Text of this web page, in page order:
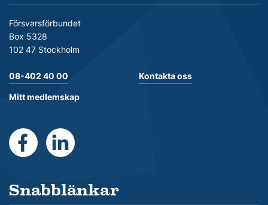
Försvarsförbundet
Box 5328
102 47 Stockholm
08-402 40 00
Mitt medlemskap
Kontakta oss
https://www.facebook.com/Forsvarsforbundet
https://se.linkedin.com/company/
Snabblänkar